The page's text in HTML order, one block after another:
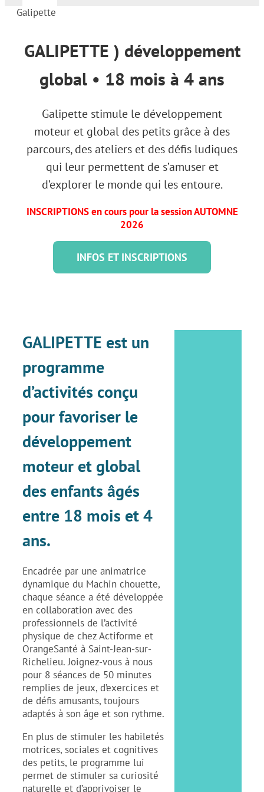
Navigation
Machin chouette
Horaire et tarifs
Camp
Galipette
GALIPETTE ) développement
global • 18 mois à 4 ans
Galipette stimule le développement
moteur et global des petits grâce à des
parcours, des ateliers et des défis ludiques
qui leur permettent de s’amuser et
d’explorer le monde qui les entoure.
INSCRIPTIONS en cours pour la session AUTOMNE
2026
INFOS ET INSCRIPTIONS
GALIPETTE est un
programme
d’activités conçu
pour favoriser le
développement
moteur et global
des enfants âgés
entre 18 mois et 4
ans.
Encadrée par une animatrice
dynamique du Machin chouette,
chaque séance a été développée
en collaboration avec des
professionnels de l’activité
physique de chez Actiforme et
OrangeSanté à Saint-Jean-sur-
Richelieu. Joignez-vous à nous
pour 8 séances de 50 minutes
remplies de jeux, d’exercices et
de défis amusants, toujours
adaptés à son âge et son rythme.
En plus de stimuler les habiletés
motrices, sociales et cognitives
des petits, le programme lui
permet de stimuler sa curiosité
naturelle et d’apprivoiser le